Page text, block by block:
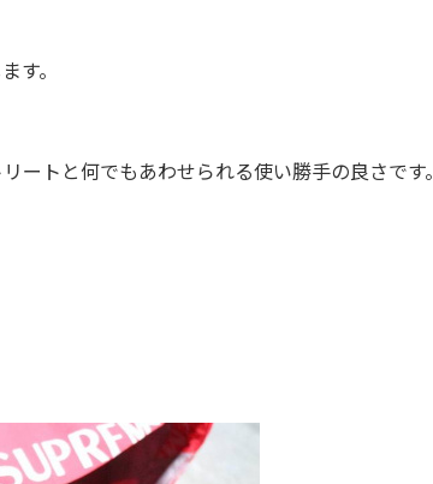
す。
ートと何でもあわせられる使い勝手の良さです。